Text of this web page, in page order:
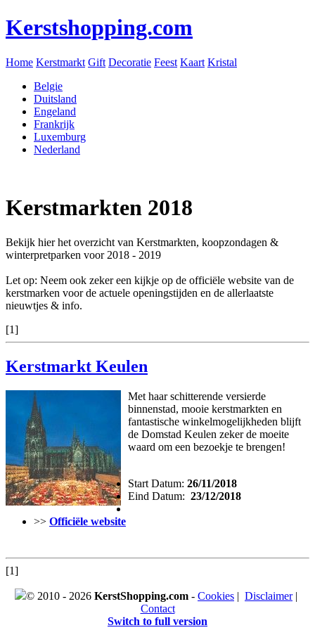
Kerstshopping.com
Home Kerstmarkt Gift Decoratie Feest Kaart Kristal
Belgie
Duitsland
Engeland
Frankrijk
Luxemburg
Nederland
Kerstmarkten 2018
Bekijk hier het overzicht van Kerstmarkten, koopzondagen &
winterpretparken voor 2018 - 2019
Let op: Neem ook zeker een kijkje op de officiële website van de
kerstmarken voor de actuele openingstijden en de allerlaatste
nieuwtjes & info.
[1]
Kerstmarkt Keulen
Met haar schitterende versierde
binnenstad, mooie kerstmarkten en
fantastische winkelmogelijkheden blijft
de Domstad Keulen zeker de moeite
waard om een bezoekje te brengen!
Start Datum: 26/11/2018
Eind Datum: 23/12/2018
>> Officiële website
[1]
© 2010 - 2026 KerstShopping.com - Cookies | Disclaimer|
Contact
Switch to full version